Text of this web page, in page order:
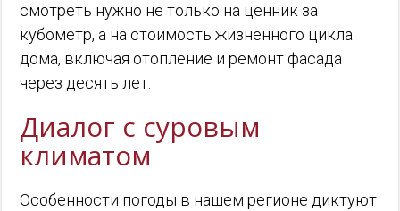
смотреть нужно не только на ценник за
кубометр, а на стоимость жизненного цикла
дома, включая отопление и ремонт фасада
через десять лет.
Диалог с суровым
климатом
Особенности погоды в нашем регионе диктуют